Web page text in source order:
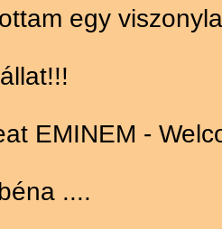
egy
EMINEM -
....